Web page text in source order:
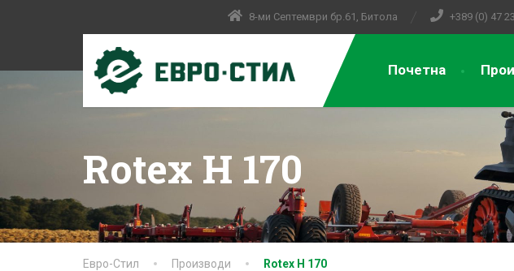
8-ми Септември бр.61, Битола +389 (0) 47
Почетна
Rotex Н 170
Евро-Стил Производи Rotex Н 170